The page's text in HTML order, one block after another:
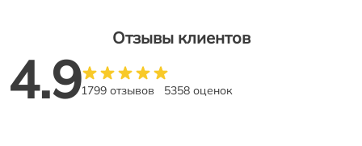
Отзывы клиентов
4.91799 отзывов 5358 оценок